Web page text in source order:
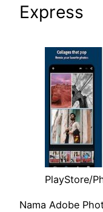
Express
PlayStore/
Nama Adobe